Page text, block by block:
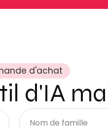
d'achat
d'IA